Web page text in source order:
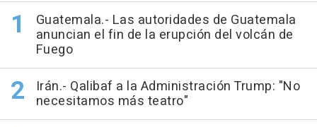
Guatemala.- Las autoridades de Guatemala
anuncian el fin de la erupción del volcán de
Fuego
Irán.- Qalibaf a la Administración Trump: "No
necesitamos más teatro"